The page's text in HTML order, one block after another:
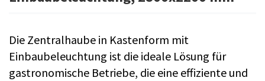
Die Zentralhaube in Kastenform mit
Einbaubeleuchtung ist die ideale Lösung für
gastronomische Betriebe, die eine effiziente und